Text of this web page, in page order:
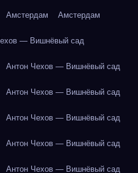
Амстердам Амстердам
— Вишнёвый сад
Антон Чехов — Вишнёвый сад
Антон Чехов — Вишнёвый сад
Антон Чехов — Вишнёвый сад
Антон Чехов — Вишнёвый сад
Антон Чехов — Вишнёвый сад